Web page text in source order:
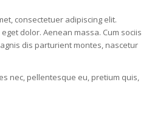
consectetuer adipiscing elit.
dolor. Aenean massa. Cum sociis
dis parturient montes, nascetur
nec, pellentesque eu, pretium quis,